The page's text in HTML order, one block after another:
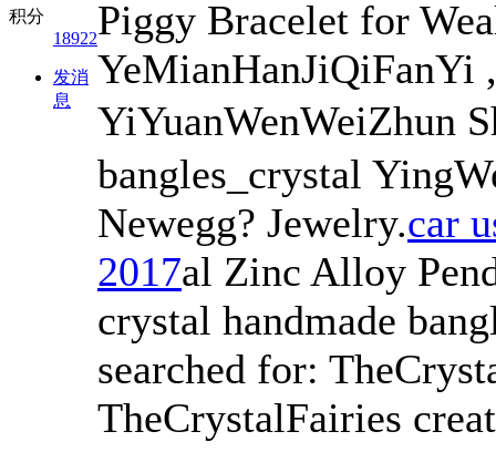
积分
18922
发消
息
Piggy Bracelet for
YeMianHanJiQiFanYi
YiYuanWenWeiZhun
bangles_crystal
Newegg? Jewelry.car
2017al Zinc Alloy
crystal handmade
searched for:
TheCrystalFairies